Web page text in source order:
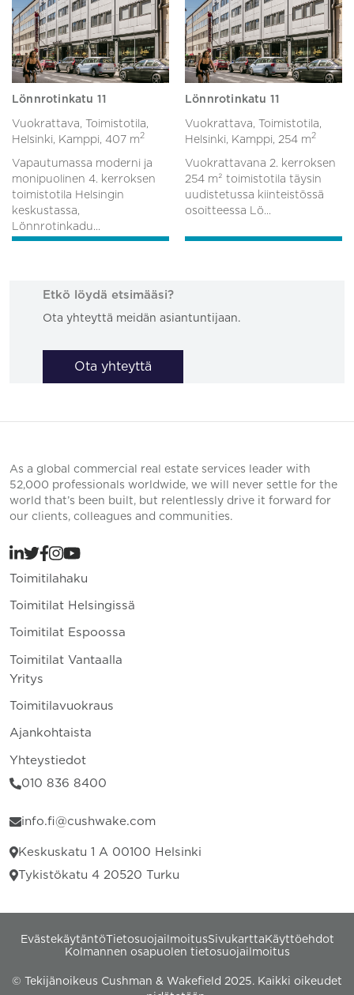
Lönnrotinkatu 11
Vuokrattava, Toimistotila,
Helsinki, Kamppi, 407 m2
Vapautumassa moderni ja
monipuolinen 4. kerroksen
toimistotila Helsingin
keskustassa,
Lönnrotinkadu...
Lönnrotinkatu 11
Vuokrattava, Toimistotila,
Helsinki, Kamppi, 254 m2
Vuokrattavana 2. kerroksen
254 m² toimistotila täysin
uudistetussa kiinteistössä
osoitteessa Lö...
Etkö löydä etsimääsi?
Ota yhteyttä meidän asiantuntijaan.
Ota yhteyttä
As a global commercial real estate services leader with
52,000 professionals worldwide, we will never settle for the
world that’s been built, but relentlessly drive it forward for
our clients, colleagues and communities.
Toimitilahaku
Toimitilat Helsingissä
Toimitilat Espoossa
Toimitilat Vantaalla
Yritys
Toimitilavuokraus
Ajankohtaista
Yhteystiedot
010 836 8400
info.fi@cushwake.com
Keskuskatu 1 A 00100 Helsinki
Tykistökatu 4 20520 Turku
EvästekäytäntöTietosuojailmoitusSivukartta Käyttöehdot
Kolmannen osapuolen tietosuojailmoitus
© Tekijänoikeus Cushman & Wakefield 2025. Kaikki oikeudet